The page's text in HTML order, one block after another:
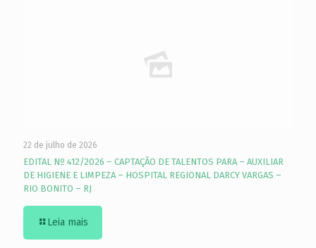
22 de julho de 2026
EDITAL Nº 412/2026 – CAPTAÇÃO DE TALENTOS PARA – AUXILIAR
DE HIGIENE E LIMPEZA – HOSPITAL REGIONAL DARCY VARGAS –
RIO BONITO – RJ
Leia mais